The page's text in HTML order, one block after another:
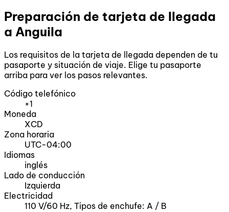
Preparación de tarjeta de llegada
a Anguila
Los requisitos de la tarjeta de llegada dependen de tu
pasaporte y situación de viaje. Elige tu pasaporte
arriba para ver los pasos relevantes.
Código telefónico
+1
Moneda
XCD
Zona horaria
UTC-04:00
Idiomas
inglés
Lado de conducción
Izquierda
Electricidad
110 V/60 Hz, Tipos de enchufe: A / B